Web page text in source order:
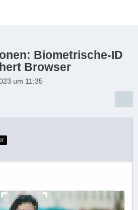
Biometrische-ID
Browser
um 11:35